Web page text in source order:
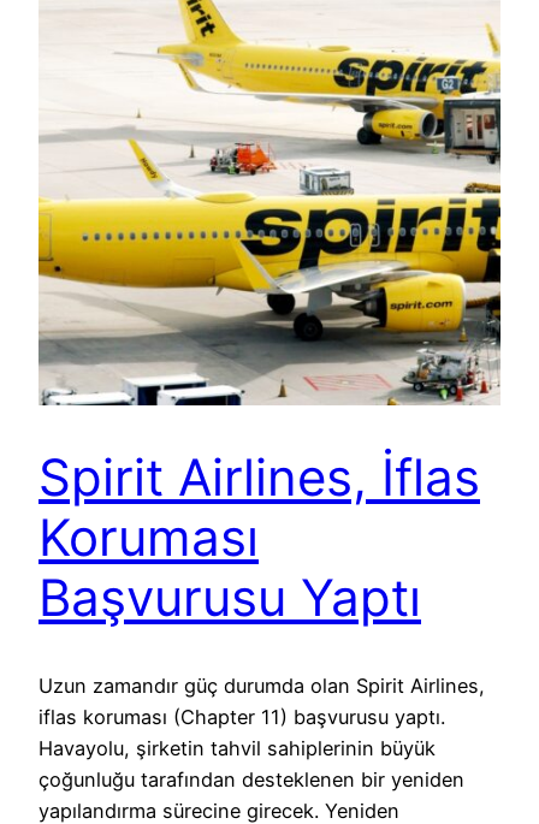
Spirit Airlines, İflas
Koruması
Başvurusu Yaptı
Uzun zamandır güç durumda olan Spirit Airlines,
iflas koruması (Chapter 11) başvurusu yaptı.
Havayolu, şirketin tahvil sahiplerinin büyük
çoğunluğu tarafından desteklenen bir yeniden
yapılandırma sürecine girecek. Yeniden